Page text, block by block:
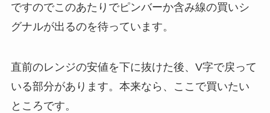
ですのでこのあたりでピンバーか含み線の買いシ
グナルが出るのを待っています。
直前のレンジの安値を下に抜けた後、V字で戻って
いる部分があります。本来なら、ここで買いたい
ところです。